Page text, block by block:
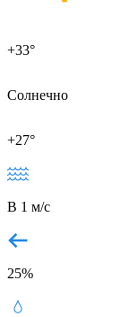
+33°
Солнечно
+27°
В 1 м/с
25%